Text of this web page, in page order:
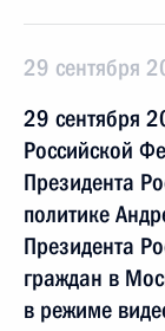
29 сентября
29 сентября
Российской
Президента
политике
Президента
граждан в
в режиме